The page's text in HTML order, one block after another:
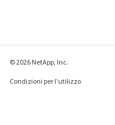
© 2026 NetApp, Inc.
Condizioni per l'utilizzo